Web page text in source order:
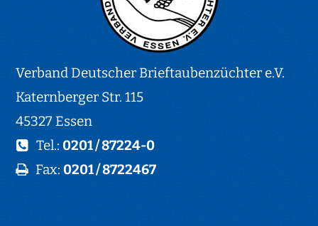
Verband Deutscher Brieftaubenzüchter e.V.
Katernberger Str. 115
45327 Essen
Tel.:0201 / 87224-0
Fax:0201 / 8722467